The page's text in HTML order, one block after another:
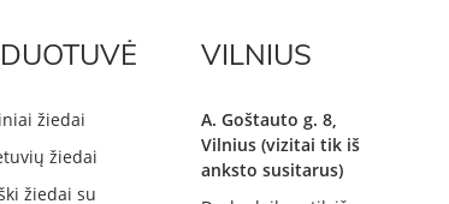
žiedai
žiedai
žiedai su
VILNIUS
A. Goštauto g. 8,
Vilnius (vizitai tik iš
anksto susitarus)